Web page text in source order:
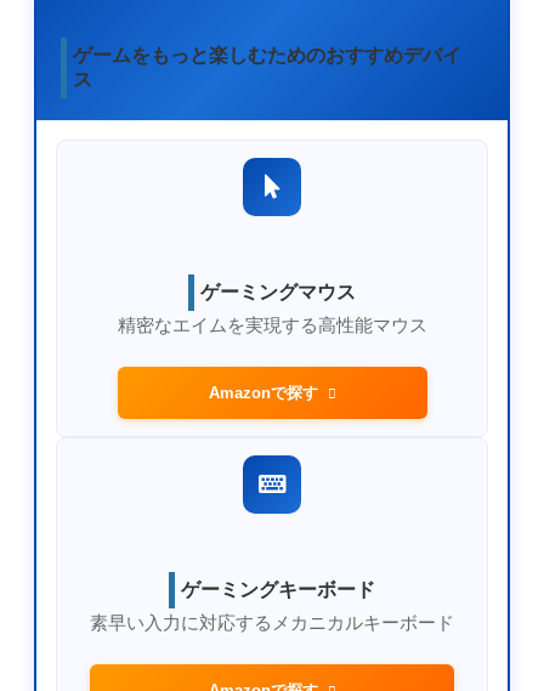
ゲームをもっと楽しむためのおすすめデバイ
ス
ゲーミングマウス
精密なエイムを実現する高性能マウス
Amazonで探す
ゲーミングキーボード
素早い入力に対応するメカニカルキーボード